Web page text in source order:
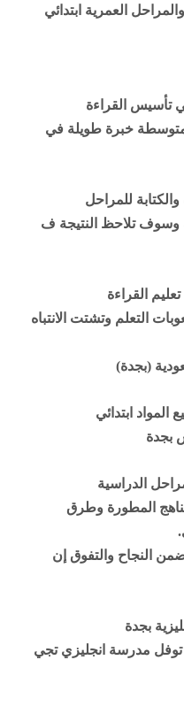
العمرية ابتدائي
تأسيس القراءة
خبرة طويلة في
للمراحل
والمتوسط خبره 15سنه وسوف تلاحظ النتيجة ف
القراءة
التعلم وتشتت الانتباه
(بجدة)
ابتدائي
بجدة
الدراسية
المطورة وطرق
النجاح والتفوق إن
بجدة
توفل مدرسة انجليزي تجي